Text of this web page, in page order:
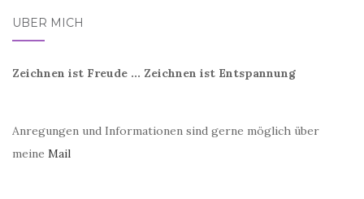
ÜBER MICH
Zeichnen ist Freude ... Zeichnen ist Entspannung
Anregungen und Informationen sind gerne möglich über
meine Mail